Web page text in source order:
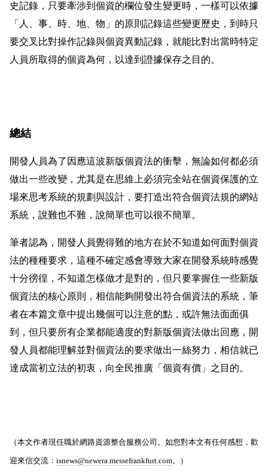
史記錄，只要牽涉到個資的欄位發生變更時，一樣可以依據
「人、事、時、地、物」的原則記錄這些變更歷史，到時只
要交叉比對操作記錄與個資異動記錄，就能比對出當時特定
人員所取得的個資為何，以達到證據保存之目的。
總結
開發人員為了因應這波新版個資法的衝擊，無論如何都必須
做出一些改變，尤其是在思維上必須完全站在個資保護的立
場來思考系統的規劃與設計，要打造出符合個資法規的網站
系統，說難也不難，說簡單也可以很不簡單。
筆者認為，開發人員覺得難的地方在於不知道如何面對個資
法的種種要求，這種不確定感會導致大家在開發系統時感覺
十分徬徨，不知道怎樣做才是對的，但只要掌握住一些新版
個資法的核心原則，相信能夠開發出符合個資法的系統，筆
者在本篇文章中提出幾個可以注意的點，或許無法面面俱
到，但只要所有企業都能適度的對新版個資法做出回應，開
發人員都能理解並對個資法的要求做出一絲努力，相信就已
達成當初立法的初衷，向全民推廣「個資有價」之目的。
（本文作者現任職於網路資源整合服務公司。如您對本文有任何感想，歡
迎來信交流： isnews@newera.messefrankfurt.com。）